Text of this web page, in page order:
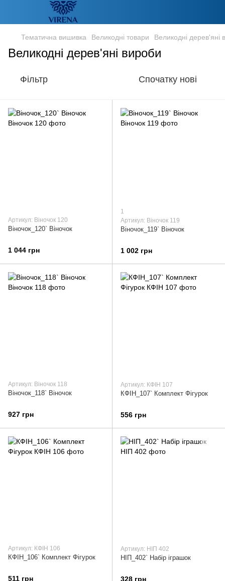
Тематична вишивка Великодні товари Великодні дерев'яні
Великодні дерев'яні вироби
Фільтр Спочатку нові
Артикул: Віночок 120
Віночок_120` Віночок
1 044 грн
1
Артикул: Віночок 119
Віночок_119` Віночок
1 002 грн
Артикул: Віночок 118
Віночок_118` Віночок
927 грн
Артикул: КФІН 107
КФІН_107` Комплект Фігурок
556 грн
Артикул: КФІН 106
КФІН_106` Комплект Фігурок
511 грн
Артикул: НІП 402
НІП_402` Набір іграшок
328 грн